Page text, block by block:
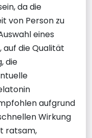
da die
von Person zu
eines
auf die Qualität
die
aufgrund
Wirkung
ratsam,